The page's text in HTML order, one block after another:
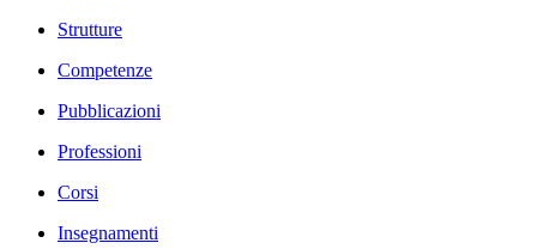
Strutture
Competenze
Pubblicazioni
Professioni
Corsi
Insegnamenti